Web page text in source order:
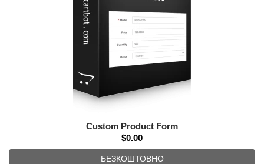
Custom Product Form
$0.00
БЕЗКОШТОВНО